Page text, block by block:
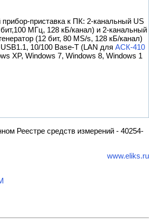
приставка к ПК: 2-канальный US
МГц, 128 кБ/канал) и 2-канальный
(12 бит, 80 MS/s, 128 кБ/канал)
10/100 Base-T (LAN для АСК-410
XP, Windows 7, Windows 8, Windows 1
Реестре средств измерений - 40254-
www.eliks.ru